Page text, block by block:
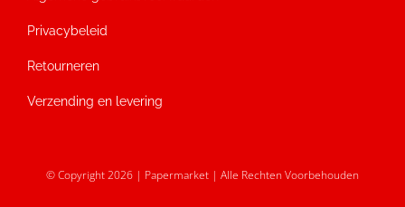
Privacybeleid
Retourneren
Verzending en levering
© Copyright 2026 | Papermarket | Alle Rechten Voorbehouden